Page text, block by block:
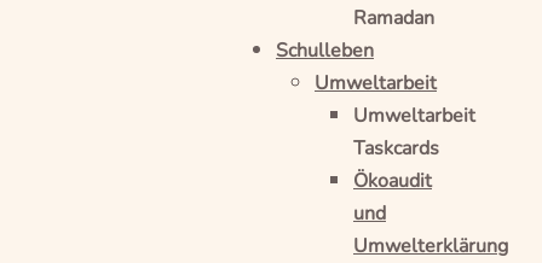
Ramadan
Schulleben
Umweltarbeit
Umweltarbeit
Taskcards
Ökoaudit
und
Umwelterklärung